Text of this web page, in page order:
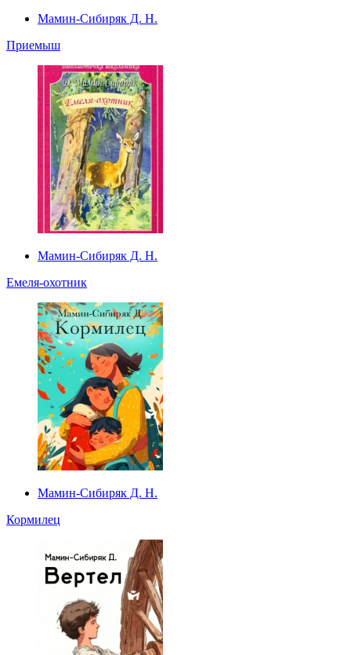
Мамин-Сибиряк Д. Н.
Приемыш
Мамин-Сибиряк Д. Н.
Емеля-охотник
Мамин-Сибиряк Д. Н.
Кормилец